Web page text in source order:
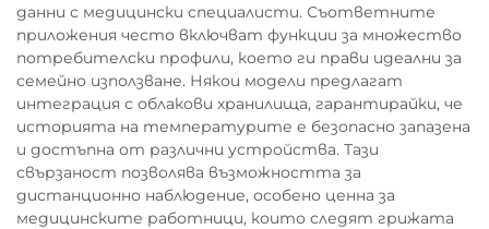
данни с медицински специалисти. Съответните
приложения често включват функции за множество
потребителски профили, което ги прави идеални за
семейно използване. Някои модели предлагат
интеграция с облакови хранилища, гарантирайки, че
историята на температурите е безопасно запазена
и достъпна от различни устройства. Тази
свързаност позволява възможността за
дистанционно наблюдение, особено ценна за
медицинските работници, които следят грижата